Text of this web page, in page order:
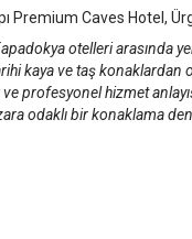
Premium Caves Hotel,
otelleri arasında
kaya ve taş konaklardan
profesyonel hizmet
odaklı bir konaklama